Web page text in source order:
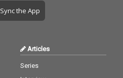
Sync the App
Articles
Series